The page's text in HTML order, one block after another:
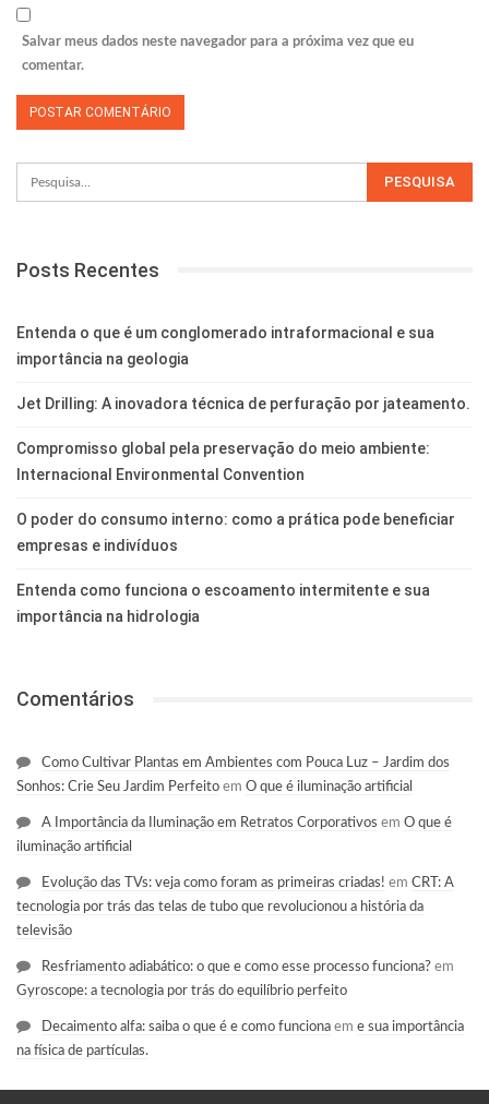
Salvar meus dados neste navegador para a próxima vez que eu
comentar.
Posts Recentes
Entenda o que é um conglomerado intraformacional e sua
importância na geologia
Jet Drilling: A inovadora técnica de perfuração por jateamento.
Compromisso global pela preservação do meio ambiente:
Internacional Environmental Convention
O poder do consumo interno: como a prática pode beneficiar
empresas e indivíduos
Entenda como funciona o escoamento intermitente e sua
importância na hidrologia
Comentários
Como Cultivar Plantas em Ambientes com Pouca Luz – Jardim dos
Sonhos: Crie Seu Jardim Perfeito em O que é iluminação artificial
A Importância da Iluminação em Retratos Corporativos em O que é
iluminação artificial
Evolução das TVs: veja como foram as primeiras criadas! em CRT: A
tecnologia por trás das telas de tubo que revolucionou a história da
televisão
Resfriamento adiabático: o que e como esse processo funciona? em
Gyroscope: a tecnologia por trás do equilíbrio perfeito
Decaimento alfa: saiba o que é e como funciona em e sua importância
na física de partículas.